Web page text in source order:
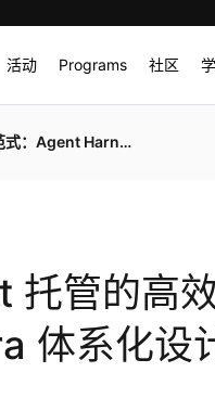
活动 Programs 社区
Infra 体系化设计
托管的高
体系化设